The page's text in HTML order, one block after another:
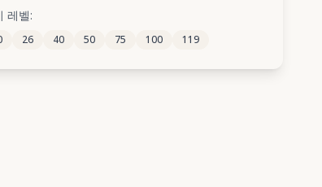
507 508 509
레벨:
26 40 50 75 100 119